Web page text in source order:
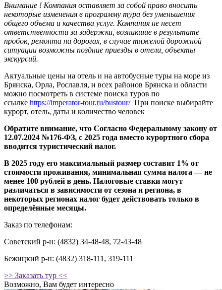
Внимание ! Компания оставляет за собой право вносить
некоторые изменения в программу тура без уменьшения
общего объема и качества услуг. Компания не несет
ответственности за задержки, возникшие в результате
пробок, ремонта на дорогах, в случае тяжелой дорожной
ситуации возможны поздние приезды в отели, объекты
экскурсий.
Актуальные цены на отель и на автобусные туры на море из
Брянска, Орла, Рославля, и всех районов Брянска и области
можно посмотреть в системе поиска туров по
ссылке https://imperator-tour.ru/bustour/При поиске выбирайте
курорт, отель, даты и количество человек
Обратите внимание, что Согласно Федеральному закону от
12.07.2024 №176-ФЗ, с 2025 года вместо курортного сбора
вводится туристический налог.
В 2025 году его максимальный размер составит 1% от
стоимости проживания, минимальная сумма налога — не
менее 100 рублей в день. Налоговые ставки могут
различаться в зависимости от сезона и региона, в
некоторых регионах налог будет действовать только в
определённые месяцы.
Заказ по телефонам:
Советский р-н: (4832) 34-48-48, 72-43-48
Бежицкий р-н: (4832) 318-111, 319-111
>> Заказать тур <<
Возможно, Вам будет интересно